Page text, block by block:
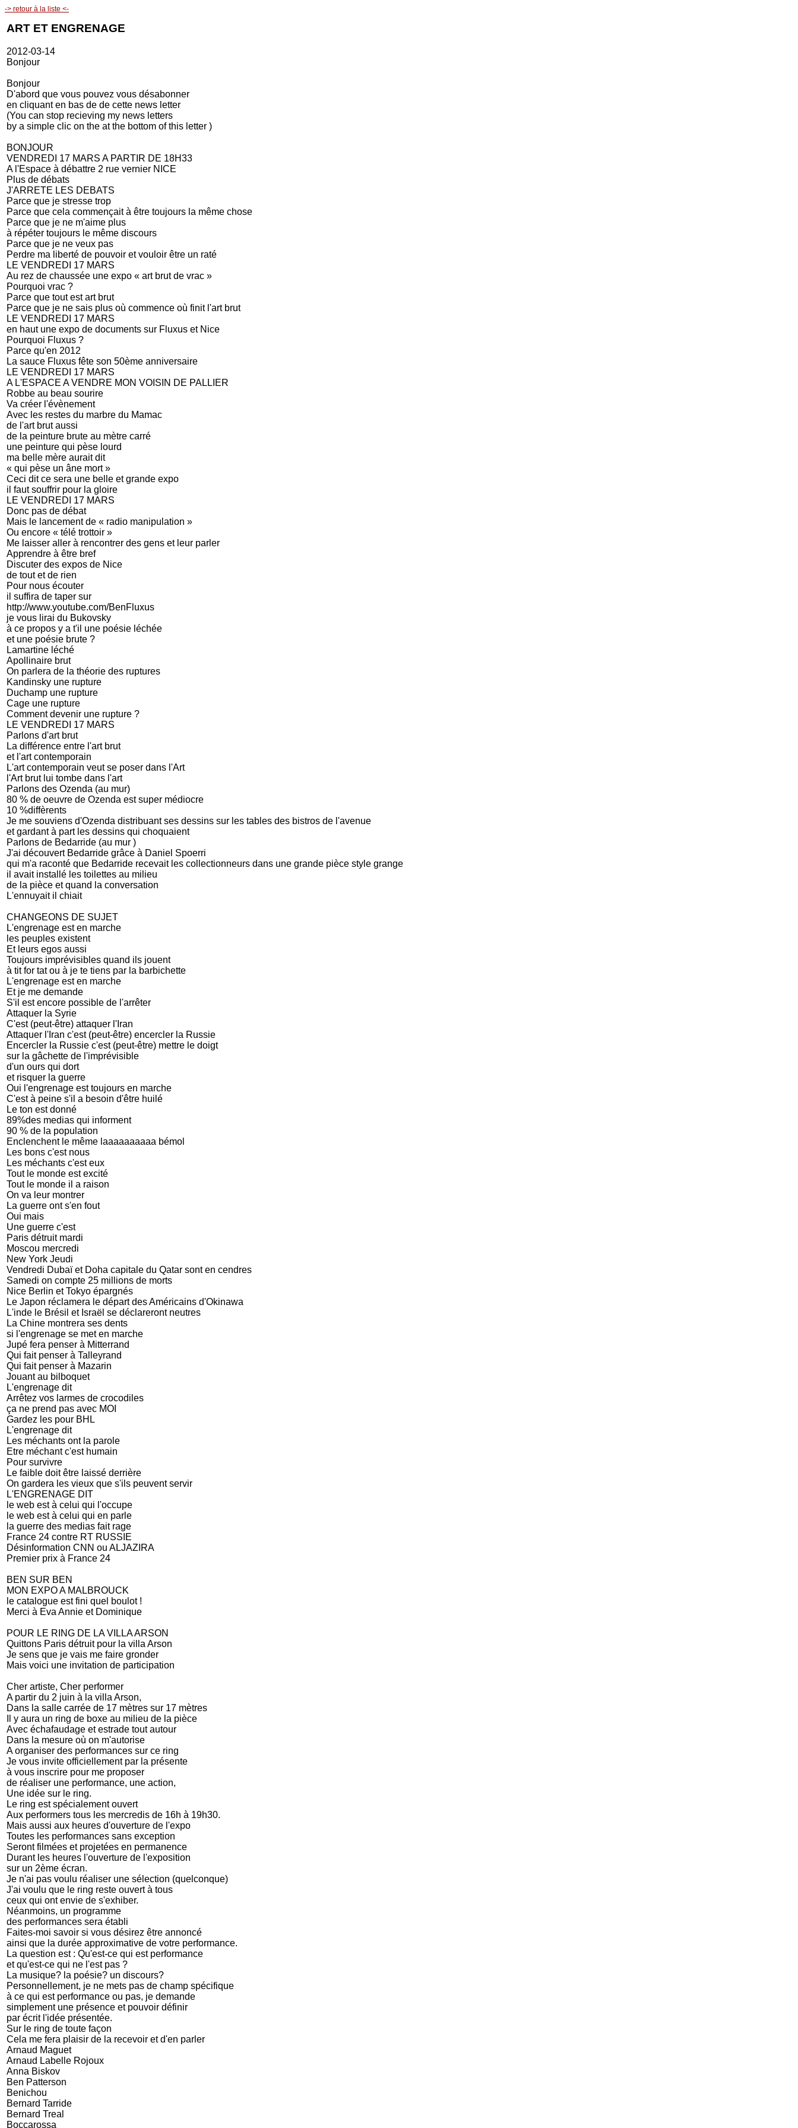
-> retour à la liste <-
ART ET ENGRENAGE
2012-03-14
Bonjour
Bonjour
D'abord que vous pouvez vous désabonner
en cliquant en bas de de cette news letter
(You can stop recieving my news letters
by a simple clic on the at the bottom of this letter )
BONJOUR
VENDREDI 17 MARS A PARTIR DE 18H33
A l'Espace à débattre 2 rue vernier NICE
Plus de débats
J'ARRETE LES DEBATS
Parce que je stresse trop
Parce que cela commençait à être toujours la même chose
Parce que je ne m'aime plus
à répéter toujours le même discours
Parce que je ne veux pas
Perdre ma liberté de pouvoir et vouloir être un raté
LE VENDREDI 17 MARS
Au rez de chaussée une expo « art brut de vrac »
Pourquoi vrac ?
Parce que tout est art brut
Parce que je ne sais plus où commence où finit l'art brut
LE VENDREDI 17 MARS
en haut une expo de documents sur Fluxus et Nice
Pourquoi Fluxus ?
Parce qu'en 2012
La sauce Fluxus fête son 50ème anniversaire
LE VENDREDI 17 MARS
A L'ESPACE A VENDRE MON VOISIN DE PALLIER
Robbe au beau sourire
Va créer l'évènement
Avec les restes du marbre du Mamac
de l'art brut aussi
de la peinture brute au mètre carré
une peinture qui pèse lourd
ma belle mère aurait dit
« qui pèse un âne mort »
Ceci dit ce sera une belle et grande expo
il faut souffrir pour la gloire
LE VENDREDI 17 MARS
Donc pas de débat
Mais le lancement de « radio manipulation »
Ou encore « télé trottoir »
Me laisser aller à rencontrer des gens et leur parler
Apprendre à être bref
Discuter des expos de Nice
de tout et de rien
Pour nous écouter
il suffira de taper sur
http://www.youtube.com/BenFluxus
je vous lirai du Bukovsky
à ce propos y a t'il une poésie léchée
et une poésie brute ?
Lamartine léché
Apollinaire brut
On parlera de la théorie des ruptures
Kandinsky une rupture
Duchamp une rupture
Cage une rupture
Comment devenir une rupture ?
LE VENDREDI 17 MARS
Parlons d'art brut
La différence entre l'art brut
et l'art contemporain
L'art contemporain veut se poser dans l'Art
l'Art brut lui tombe dans l'art
Parlons des Ozenda (au mur)
80 % de oeuvre de Ozenda est super médiocre
10 %diffèrents
Je me souviens d'Ozenda distribuant ses dessins sur les tables des bistros de l'avenue
et gardant à part les dessins qui choquaient
Parlons de Bedarride (au mur )
J'ai découvert Bedarride grâce à Daniel Spoerri
qui m'a raconté que Bedarride recevait les collectionneurs dans une grande pièce style grange
il avait installé les toilettes au milieu
de la pièce et quand la conversation
L'ennuyait il chiait
CHANGEONS DE SUJET
L'engrenage est en marche
les peuples existent
Et leurs egos aussi
Toujours imprévisibles quand ils jouent
à tit for tat ou à je te tiens par la barbichette
L'engrenage est en marche
Et je me demande
S'il est encore possible de l'arrêter
Attaquer la Syrie
C'est (peut-être) attaquer l'Iran
Attaquer l'Iran c'est (peut-être) encercler la Russie
Encercler la Russie c'est (peut-être) mettre le doigt
sur la gâchette de l'imprévisible
d'un ours qui dort
et risquer la guerre
Oui l'engrenage est toujours en marche
C'est à peine s'il a besoin d'être huilé
Le ton est donné
89%des medias qui informent
90 % de la population
Enclenchent le même laaaaaaaaaa bémol
Les bons c'est nous
Les méchants c'est eux
Tout le monde est excité
Tout le monde il a raison
On va leur montrer
La guerre ont s'en fout
Oui mais
Une guerre c'est
Paris détruit mardi
Moscou mercredi
New York Jeudi
Vendredi Dubaï et Doha capitale du Qatar sont en cendres
Samedi on compte 25 millions de morts
Nice Berlin et Tokyo épargnés
Le Japon réclamera le départ des Américains d'Okinawa
L'inde le Brésil et Israël se déclareront neutres
La Chine montrera ses dents
si l'engrenage se met en marche
Jupé fera penser à Mitterrand
Qui fait penser à Talleyrand
Qui fait penser à Mazarin
Jouant au bilboquet
L'engrenage dit
Arrêtez vos larmes de crocodiles
ça ne prend pas avec MOI
Gardez les pour BHL
L'engrenage dit
Les méchants ont la parole
Etre méchant c'est humain
Pour survivre
Le faible doit être laissé derrière
On gardera les vieux que s'ils peuvent servir
L'ENGRENAGE DIT
le web est à celui qui l'occupe
le web est à celui qui en parle
la guerre des medias fait rage
France 24 contre RT RUSSIE
Désinformation CNN ou ALJAZIRA
Premier prix à France 24
BEN SUR BEN
MON EXPO A MALBROUCK
le catalogue est fini quel boulot !
Merci à Eva Annie et Dominique
POUR LE RING DE LA VILLA ARSON
Quittons Paris détruit pour la villa Arson
Je sens que je vais me faire gronder
Mais voici une invitation de participation
Cher artiste, Cher performer
A partir du 2 juin à la villa Arson,
Dans la salle carrée de 17 mètres sur 17 mètres
Il y aura un ring de boxe au milieu de la pièce
Avec échafaudage et estrade tout autour
Dans la mesure où on m'autorise
A organiser des performances sur ce ring
Je vous invite officiellement par la présente
à vous inscrire pour me proposer
de réaliser une performance, une action,
Une idée sur le ring.
Le ring est spécialement ouvert
Aux performers tous les mercredis de 16h à 19h30.
Mais aussi aux heures d'ouverture de l'expo
Toutes les performances sans exception
Seront filmées et projetées en permanence
Durant les heures l'ouverture de l'exposition
sur un 2ème écran.
Je n'ai pas voulu réaliser une sélection (quelconque)
J'ai voulu que le ring reste ouvert à tous
ceux qui ont envie de s'exhiber.
Néanmoins, un programme
des performances sera établi
Faites-moi savoir si vous désirez être annoncé
ainsi que la durée approximative de votre performance.
La question est : Qu'est-ce qui est performance
et qu'est-ce qui ne l'est pas ?
La musique? la poésie? un discours?
Personnellement, je ne mets pas de champ spécifique
à ce qui est performance ou pas, je demande
simplement une présence et pouvoir définir
par écrit l'idée présentée.
Sur le ring de toute façon
Cela me fera plaisir de la recevoir et d'en parler
Arnaud Maguet
Arnaud Labelle Rojoux
Anna Biskov
Ben Patterson
Benichou
Bernard Tarride
Bernard Treal
Boccarossa